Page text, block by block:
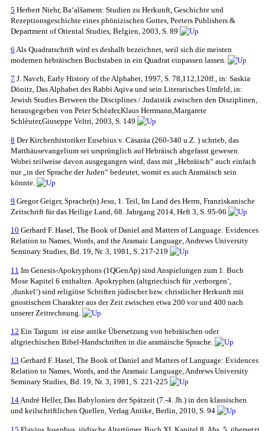
5 Herbert Niehr, Baʻals̆amem: Studien zu Herkunft, Geschichte und
Rezeptionsgeschichte eines phönizischen Gottes, Peeters Publishers &
Department of Oriental Studies, Belgien, 2003, S. 89
6 Als Quadratschrift wird es deshalb bezeichnet, weil sich die meisten
modernen hebräischen Buchstaben in ein Quadrat einpassen lassen.
7 J. Naveh, Early History of the Alphabet, 1997, S. 78,112,120ff., in: Saskia
Dönitz, Das Alphabet des Rabbi Aqiva und sein Literarisches Umfeld, in:
Jewish Studies Between the Disciplines / Judaistik zwischen den Disziplinen,
herausgegeben von Peter Schèafer,Klaus Herrmann,Margarete
Schlèuter,Giuseppe Veltri, 2003, S. 149
8 Der Kirchenhistoriker Eusebius v. Cäsaräa (260-340 u.Z. ) schrieb, das
Matthäusevangelium sei ursprünglich auf Hebräisch abgefasst gewesen.
Wobei teilweise davon ausgegangen wird, dass mit „Hebräisch“ auch einfach
nur „in der Sprache der Juden“ bedeutet, womit es auch Aramäisch sein
könnte.
9 Gregor Geiger, Sprache(n) Jesu, 1. Teil, Im Land des Herrn, Franziskanische
Zeitschrift für das Heilige Land, 68. Jahrgang 2014, Heft 3, S. 95-96
10 Gerhard F. Hasel, The Book of Daniel and Matters of Language: Evidences
Relation to Names, Words, and the Aramaic Language, Andrews University
Seminary Studies, Bd. 19, Nr. 3, 1981, S. 217-219
11 Im Genesis-Apokryphons (1QGenAp) sind Anspielungen zum 1. Buch
Mose Kapitel 6 enthalten. Apokryphen (altgriechisch für ,verborgen‘,
‚dunkel‘) sind religiöse Schriften jüdischer bzw. christlicher Herkunft mit
gnostischem Charakter aus der Zeit zwischen etwa 200 vor und 400 nach
unserer Zeitrechnung.
12 Ein Targum ist eine antike Übersetzung von hebräischen oder
altgriechischen Bibel-Handschriften in die aramäische Sprache.
13 Gerhard F. Hasel, The Book of Daniel and Matters of Language: Evidences
Relation to Names, Words, and the Aramaic Language, Andrews University
Seminary Studies, Bd. 19, Nr. 3, 1981, S. 221-225
14André Heller, Das Babylonien der Spätzeit (7.-4. Jh.) in den klassischen
und keilschriftlichen Quellen, Verlag Antike, Berlin, 2010, S. 94